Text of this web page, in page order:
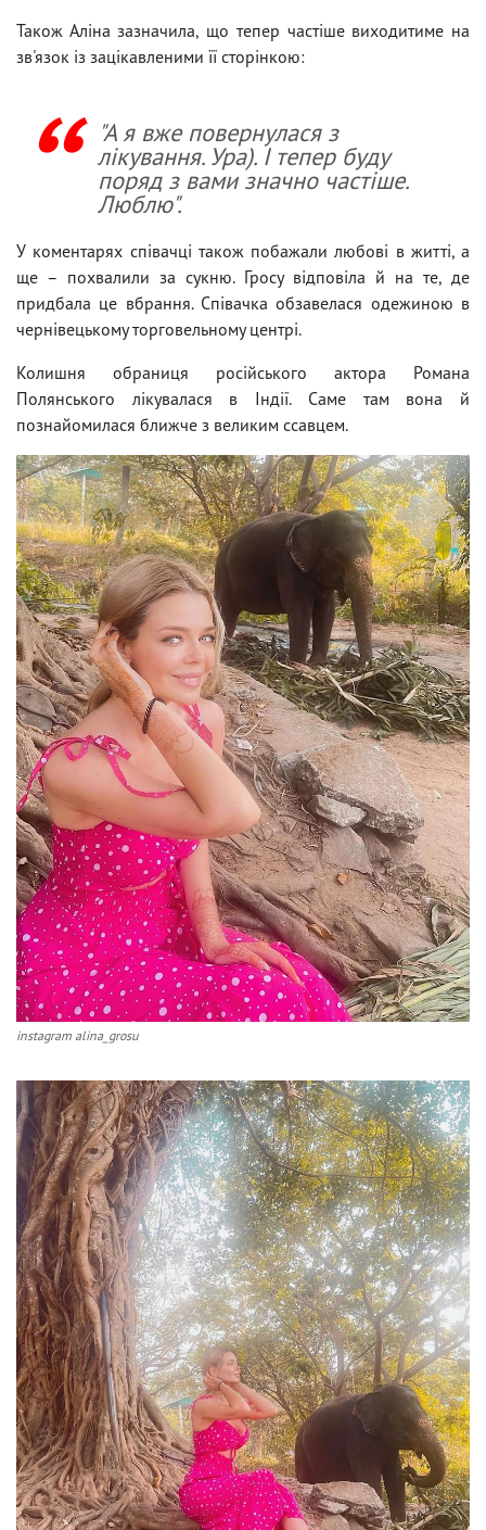
Також Аліна зазначила, що тепер частіше виходитиме на
зв'язок із зацікавленими її сторінкою:
"А я вже повернулася з
лікування. Ура). І тепер буду
поряд з вами значно частіше.
Люблю".
У коментарях співачці також побажали любові в житті, а
ще – похвалили за сукню. Гросу відповіла й на те, де
придбала це вбрання. Співачка обзавелася одежиною в
чернівецькому торговельному центрі.
Колишня обраниця російського актора Романа
Полянського лікувалася в Індії. Саме там вона й
познайомилася ближче з великим ссавцем.
instagram alina_grosu